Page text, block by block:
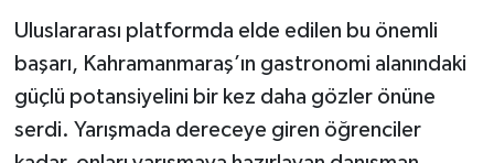
Uluslararası platformda elde edilen bu önemli
başarı, Kahramanmaraş’ın gastronomi alanındaki
güçlü potansiyelini bir kez daha gözler önüne
serdi. Yarışmada dereceye giren öğrenciler